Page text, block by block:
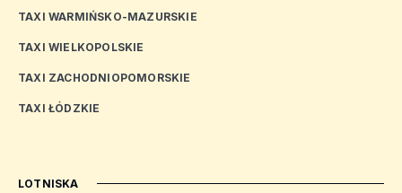
TAXI WARMIŃSKO-MAZURSKIE
TAXI WIELKOPOLSKIE
TAXI ZACHODNIOPOMORSKIE
TAXI ŁÓDZKIE
LOTNISKA